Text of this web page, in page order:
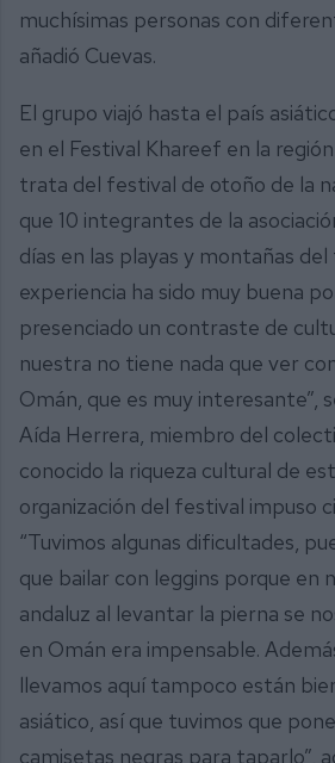
muchísimas personas con
añadió Cuevas.
El grupo viajó hasta el país
en el Festival Khareef en la
trata del festival de otoño de la
que 10 integrantes de la
días en las playas y montañas
experiencia ha sido muy buena
presenciado un contraste de
nuestra no tiene nada que ver
Omán, que es muy interesante”,
Aída Herrera, miembro del
conocido la riqueza cultural de
organización del festival impuso
“Tuvimos algunas dificultades,
que bailar con leggins porque en
andaluz al levantar la pierna se
en Omán era impensable.
llevamos aquí tampoco están
asiático, así que tuvimos que
camisetas negras para taparlo”,